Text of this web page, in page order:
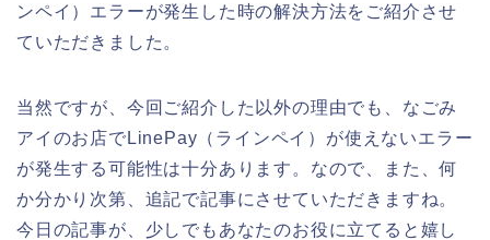
ンペイ）エラーが発生した時の解決方法をご紹介させ
ていただきました。
当然ですが、今回ご紹介した以外の理由でも、なごみ
アイのお店でLinePay（ラインペイ）が使えないエラー
が発生する可能性は十分あります。なので、また、何
か分かり次第、追記で記事にさせていただきますね。
今日の記事が、少しでもあなたのお役に立てると嬉し